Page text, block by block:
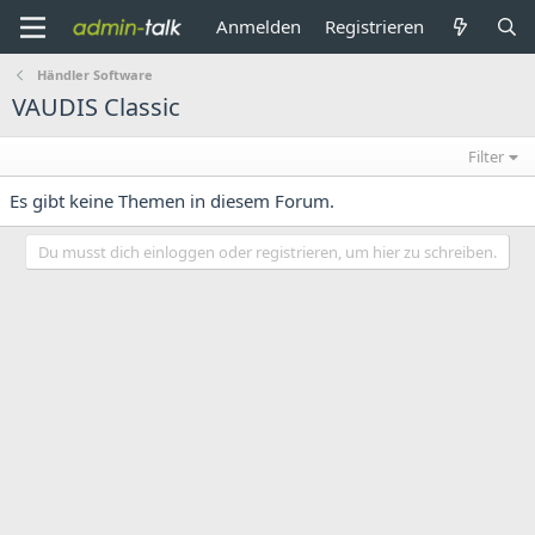
Anmelden Registrieren
Händler Software
VAUDIS Classic
Filter
Es gibt keine Themen in diesem Forum.
Du musst dich einloggen oder registrieren, um hier zu schreiben.